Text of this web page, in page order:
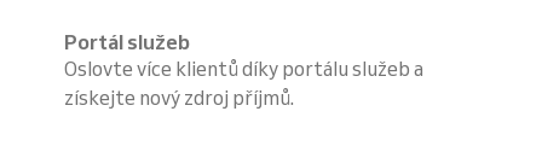
Portál služeb
Oslovte více klientů díky portálu služeb a
získejte nový zdroj příjmů.